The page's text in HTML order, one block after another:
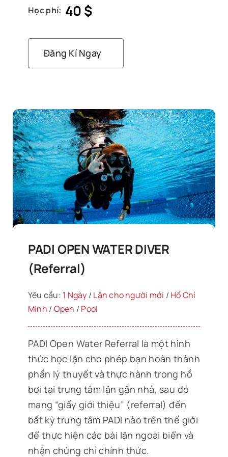
Học phí: 40$
Đăng Kí Ngay
PADI OPEN WATER DIVER
(Referral)
Yêu cầu: 1 Ngày / Lặn cho người mới / Hồ Chí
Minh / Open / Pool
PADI Open Water Referral là một hình
thức học lặn cho phép bạn hoàn thành
phần lý thuyết và thực hành trong hồ
bơi tại trung tâm lặn gần nhà, sau đó
mang “giấy giới thiệu” (referral) đến
bất kỳ trung tâm PADI nào trên thế giới
để thực hiện các bài lặn ngoài biển và
nhận chứng chỉ chính thức.